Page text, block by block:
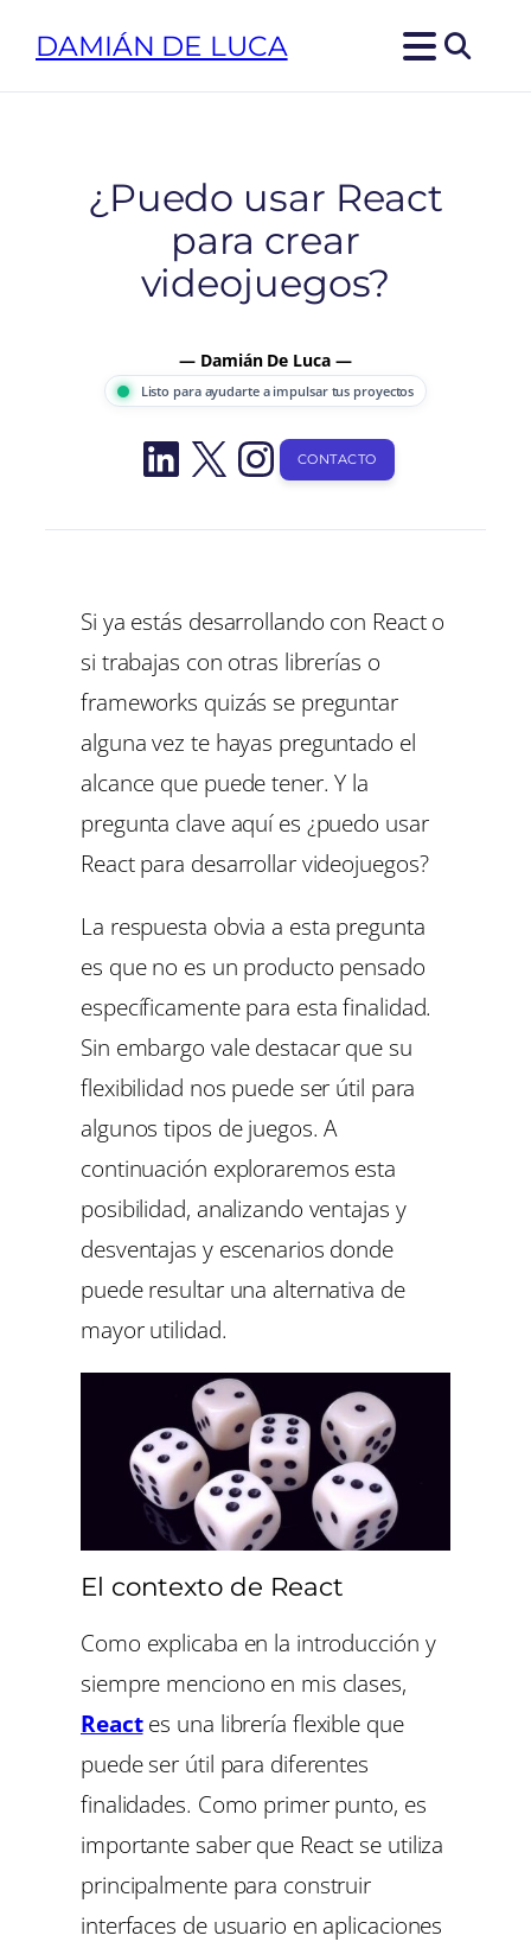
DAMIÁN DE LUCA
¿Puedo usar React
para crear
videojuegos?
— Damián De Luca —
Listo para ayudarte a impulsar tus proyectos
LinkedIn
X Instagram
CONTACTO
Si ya estás desarrollando con React o
si trabajas con otras librerías o
frameworks quizás se preguntar
alguna vez te hayas preguntado el
alcance que puede tener. Y la
pregunta clave aquí es ¿puedo usar
React para desarrollar videojuegos?
La respuesta obvia a esta pregunta
es que no es un producto pensado
específicamente para esta finalidad.
Sin embargo vale destacar que su
flexibilidad nos puede ser útil para
algunos tipos de juegos. A
continuación exploraremos esta
posibilidad, analizando ventajas y
desventajas y escenarios donde
puede resultar una alternativa de
mayor utilidad.
El contexto de React
Como explicaba en la introducción y
siempre menciono en mis clases,
Reactes una librería flexible que
puede ser útil para diferentes
finalidades. Como primer punto, es
importante saber que React se utiliza
principalmente para construir
interfaces de usuario en aplicaciones